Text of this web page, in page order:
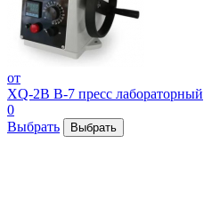
от
XQ-2B В-7 пресс лабораторный
0
Выбрать
Выбрать